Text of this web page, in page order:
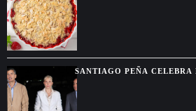
SANTIAGO PEÑA
ESPRIELLA Y ANTICIPA
COLOMBIA